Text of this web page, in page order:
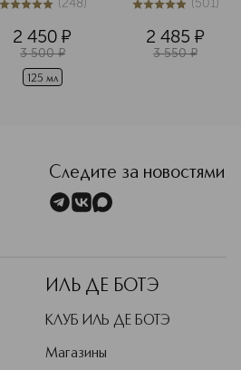
мужчин
5из 5248 (248)
2 450 ¤
3 500 ¤
125 мл
5из 5501 (501)
2 485 ¤
3 550 ¤
Следите за новостями
ИЛЬ ДЕ БОТЭ
КЛУБ ИЛЬ ДЕ БОТЭ
Магазины